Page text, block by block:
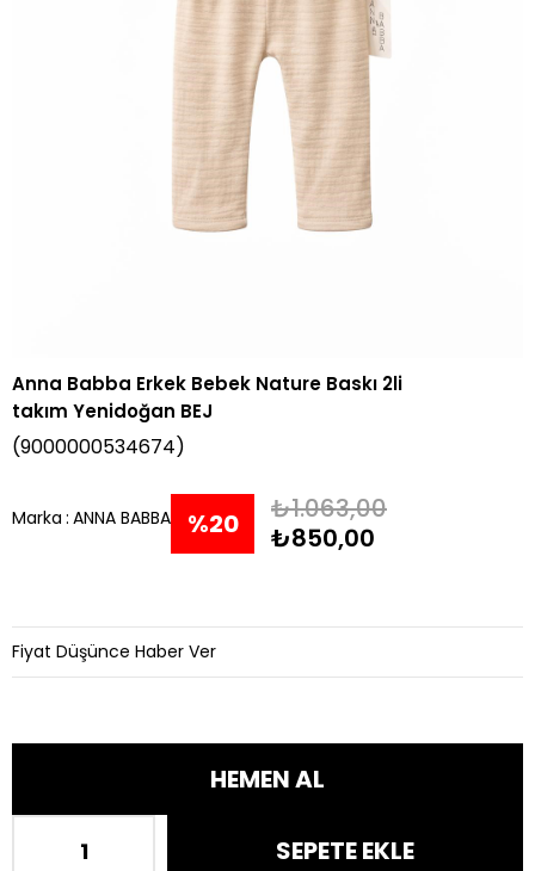
Anna Babba Erkek Bebek Nature Baskı 2li
takım Yenidoğan BEJ
(9000000534674)
Marka : ANNA BABBA %20
₺1.063,00
₺850,00
Fiyat Düşünce Haber Ver